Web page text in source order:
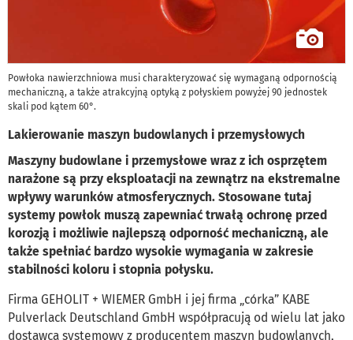
Powłoka nawierzchniowa musi charakteryzować się wymaganą odpornością
mechaniczną, a także atrakcyjną optyką z połyskiem powyżej 90 jednostek
skali pod kątem 60°.
Lakierowanie maszyn budowlanych i przemysłowych
Maszyny budowlane i przemysłowe wraz z ich osprzętem
narażone są przy eksploatacji na zewnątrz na ekstremalne
wpływy warunków atmosferycznych. Stosowane tutaj
systemy powłok muszą zapewniać trwałą ochronę przed
korozją i możliwie najlepszą odporność mechaniczną, ale
także spełniać bardzo wysokie wymagania w zakresie
stabilności koloru i stopnia połysku.
Firma GEHOLIT + WIEMER GmbH i jej firma „córka” KABE
Pulverlack Deutschland GmbH współpracują od wielu lat jako
dostawca systemowy z producentem maszyn budowlanych,